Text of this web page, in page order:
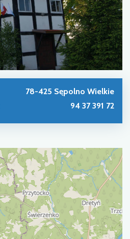
78-425 Sępolno Wielkie
94 37 391 72